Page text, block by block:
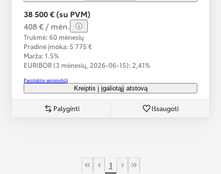
38 500 € (su PVM)
408 € / mėn.
Trukmė: 60 mėnesių
Pradinė įmoka: 5 775 €
Marža: 1.5%
EURIBOR (3 mėnesių, 2026-06-15): 2,41%
Pasirinkite automobilį
Kreiptis į įgaliotąjį atstovą
Palyginti Išsaugoti
First Page
Previous page
1
Next page
Last Page